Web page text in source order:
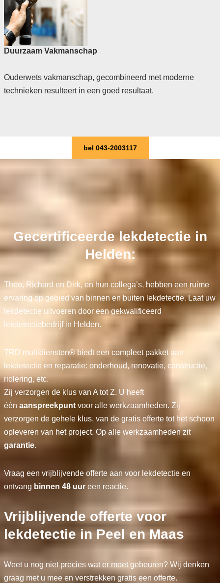
Duurzaam Vakmanschap
Ouderwets vakmanschap, gecombineerd met moderne
technieken resulteert in een goed resultaat.
bel 043-2003117
Gecertificeerde lekdetectie in
Helden:
Theo, Richard en Dirk, en hun collega’s, hebben een ruime
ervaring op gebied van binnen en buiten lekdetectie. Laat uw
lekdetectie uitvoeren door een gekwalificeerd
lekdetectiebedrijf in Helden.
TRD multidiensten® biedt een compleet pakket aan
lekdetectie en reparatie: onderhoud, renovatie, constructie,
riolering, etc.
Zij verzorgen de klus van A tot Z. U heeft
één aanspreekpuntvoor alle werkzaamheden. Zij
verzorgen de gehele klus, van de gratis offerte tot het schoon
opleveren van het project. Op alle werkzaamheden zit
garantie.
Vraag een vrijblijvende offerte aan voor lekdetectie en
ontvang binnen 48 uureen reactie.
Vrijblijvende offerte voor
lekdetectie in Peel en Maas
Weet u nog niet precies wat er moet gebeuren? Wij denken
graag met u mee en verstrekken gratis een offerte.